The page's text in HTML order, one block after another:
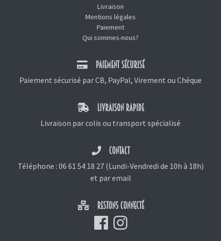
Livraison
Mentions légales
Paiement
Qui sommes-nous?
PAIEMENT SÉCURISÉ
Paiement sécurisé par CB, PayPal, Virement ou Chèque
LIVRAISON RAPIDE
Livraison par colis ou transport spécialisé
CONTACT
Téléphone : 06 61 54 18 27(Lundi-Vendredi de 10h à 18h)
et par email
RESTONS CONNECTÉ